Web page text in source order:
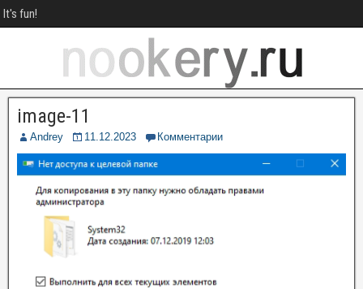
It's fun!
image-11
Andrey 11.12.2023 Комментарии